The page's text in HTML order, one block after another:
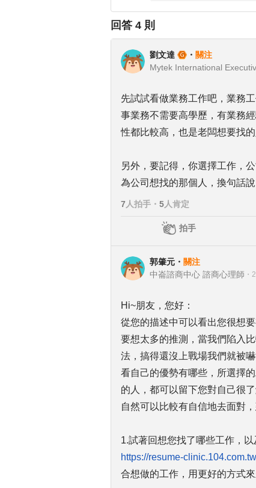
回答 4 則
劉文達 ・ 關注
Mytek International
先試試看做業務工作吧，業務
事業務不需要高學歷，有業務
性都比較高，也是老闆想要找的
另外，要記得，你選擇工作，
為公司想找的那個人，換句話
7 人拍手 ・ 5人肯定
拍手
郭肇元 ・ 關注
中崙諮商中心 諮商心理師 ・
Hi~朋友，您好：
從您的描述中可以看出您很想
要想太多的推測，當我們陷入
法，搞得還沒上戰場我們就被
看自己的優勢有哪些，所選擇
的人，都可以留下您對自己很
自然可以比較有自信地去面對
1.試著回想您找了哪些工作，
https://resume-
合想做的工作，用更好的方式來